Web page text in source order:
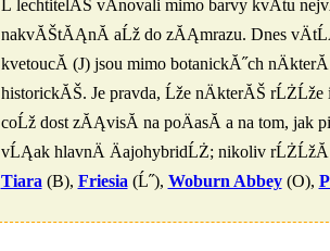
Ĺ lechtitelĂŠ vÄnovali mimo barvy kvÄtu
nakvĂŠtĂĄnĂ­ aĹž do zĂĄmrazu. Dnes
kvetoucĂ­ (J) jsou mimo botanickĂ˝ch
historickĂŠ. Je pravda, Ĺže nÄkterĂŠ
coĹž dost zĂĄvisĂ­ na poÄasĂ­ a na tom, jak
vĹĄak hlavnÄ ÄajohybridĹŻ; nikoliv
Tiara(B), Friesia(Ĺ˝), Woburn Abbey(O),